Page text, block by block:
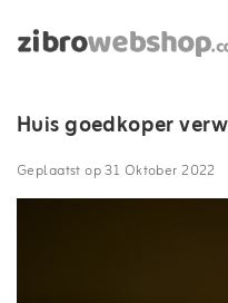
Huis goedkoper
Geplaatst op31 Oktober 2022